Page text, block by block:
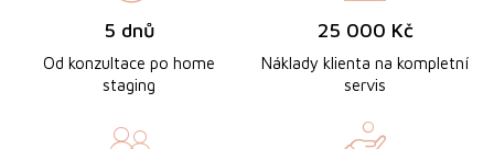
5 dnů
Od konzultace po home
staging
25 000 Kč
Náklady klienta na kompletní
servis